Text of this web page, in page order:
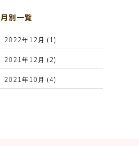
月別一覧
2022年12月 (1)
2021年12月 (2)
2021年10月 (4)